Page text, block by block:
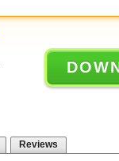
Reviews